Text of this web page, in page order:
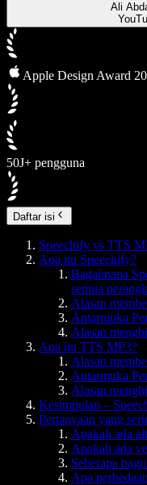
Ali
Apple Design Award
50J+ pengguna
Daftar isi
Speechify vs TTS
Apa itu Speechify?
Bagaimana
semua
Alasan
Antarmuka
Alasan
Apa itu TTS MP3?
Alasan
Antarmuka
Alasan
Kesimpulan –
Pertanyaan yang
Apakah ada
Apakah ada
Seberapa
Apa